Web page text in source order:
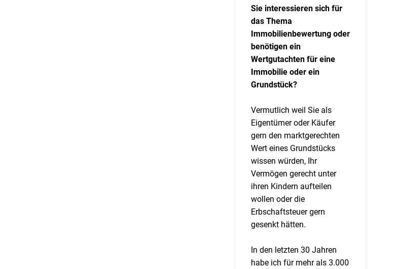
Sie interessieren sich für
das Thema
Immobilienbewertung oder
benötigen ein
Wertgutachten für eine
Immobilie oder ein
Grundstück?
Vermutlich weil Sie als
Eigentümer oder Käufer
gern den marktgerechten
Wert eines Grundstücks
wissen würden, Ihr
Vermögen gerecht unter
ihren Kindern aufteilen
wollen oder die
Erbschaftsteuer gern
gesenkt hätten.
In den letzten 30 Jahren
habe ich für mehr als 3.000